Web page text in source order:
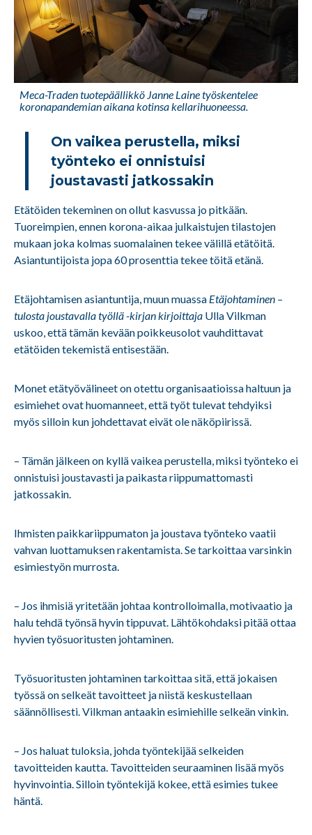
Meca-Traden tuotepäällikkö Janne Laine työskentelee
koronapandemian aikana kotinsa kellarihuoneessa.
On vaikea perustella, miksi
työnteko ei onnistuisi
joustavasti jatkossakin
Etätöiden tekeminen on ollut kasvussa jo pitkään.
Tuoreimpien, ennen korona-aikaa julkaistujen tilastojen
mukaan joka kolmas suomalainen tekee välillä etätöitä.
Asiantuntijoista jopa 60 prosenttia tekee töitä etänä.
Etäjohtamisen asiantuntija, muun muassa Etäjohtaminen –
tulosta joustavalla työllä -kirjan kirjoittaja Ulla Vilkman
uskoo, että tämän kevään poikkeusolot vauhdittavat
etätöiden tekemistä entisestään.
Monet etätyövälineet on otettu organisaatioissa haltuun ja
esimiehet ovat huomanneet, että työt tulevat tehdyiksi
myös silloin kun johdettavat eivät ole näköpiirissä.
– Tämän jälkeen on kyllä vaikea perustella, miksi työnteko ei
onnistuisi joustavasti ja paikasta riippumattomasti
jatkossakin.
Ihmisten paikkariippumaton ja joustava työnteko vaatii
vahvan luottamuksen rakentamista. Se tarkoittaa varsinkin
esimiestyön murrosta.
– Jos ihmisiä yritetään johtaa kontrolloimalla, motivaatio ja
halu tehdä työnsä hyvin tippuvat. Lähtökohdaksi pitää ottaa
hyvien työsuoritusten johtaminen.
Työsuoritusten johtaminen tarkoittaa sitä, että jokaisen
työssä on selkeät tavoitteet ja niistä keskustellaan
säännöllisesti. Vilkman antaakin esimiehille selkeän vinkin.
– Jos haluat tuloksia, johda työntekijää selkeiden
tavoitteiden kautta. Tavoitteiden seuraaminen lisää myös
hyvinvointia. Silloin työntekijä kokee, että esimies tukee
häntä.